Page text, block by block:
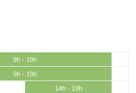
9h - 19h
9h - 19h
14h - 19h